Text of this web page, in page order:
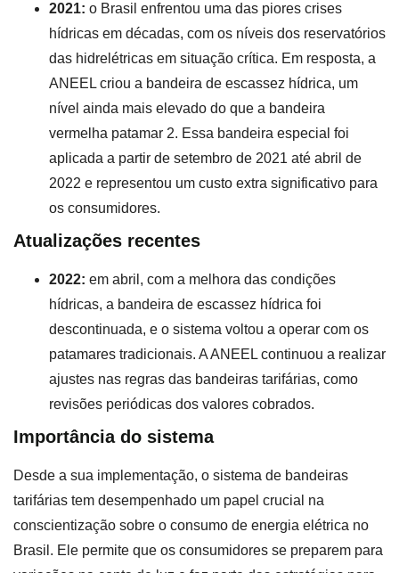
2021: o Brasil enfrentou uma das piores crises
hídricas em décadas, com os níveis dos reservatórios
das hidrelétricas em situação crítica. Em resposta, a
ANEEL criou a bandeira de escassez hídrica, um
nível ainda mais elevado do que a bandeira
vermelha patamar 2. Essa bandeira especial foi
aplicada a partir de setembro de 2021 até abril de
2022 e representou um custo extra significativo para
os consumidores.
Atualizações recentes
2022: em abril, com a melhora das condições
hídricas, a bandeira de escassez hídrica foi
descontinuada, e o sistema voltou a operar com os
patamares tradicionais. A ANEEL continuou a realizar
ajustes nas regras das bandeiras tarifárias, como
revisões periódicas dos valores cobrados.
Importância do sistema
Desde a sua implementação, o sistema de bandeiras
tarifárias tem desempenhado um papel crucial na
conscientização sobre o consumo de energia elétrica no
Brasil. Ele permite que os consumidores se preparem para